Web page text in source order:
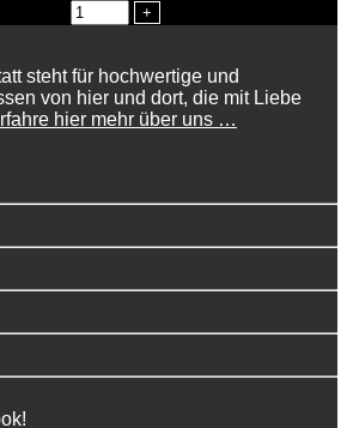
steht für hochwertige und
von hier und dort, die mit Liebe
hier mehr über uns …